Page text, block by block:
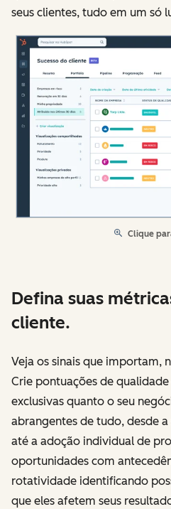
seus clientes, tudo em um só
Clique
Defina suas
cliente.
Veja os sinais que importam,
Crie pontuações de
exclusivas quanto o seu
abrangentes de tudo, desde
até a adoção individual de
oportunidades com
rotatividade identificando
que eles afetem seus